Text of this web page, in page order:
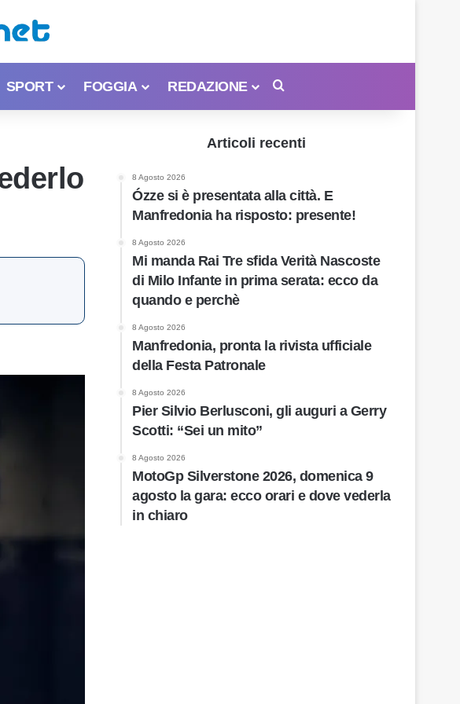
SPORT FOGGIA REDAZIONE
Articoli recenti
8 Agosto 2026
Ózze si è presentata alla città. E
Manfredonia ha risposto: presente!
8 Agosto 2026
Mi manda Rai Tre sfida Verità Nascoste
di Milo Infante in prima serata: ecco da
quando e perchè
8 Agosto 2026
Manfredonia, pronta la rivista ufficiale
della Festa Patronale
8 Agosto 2026
Pier Silvio Berlusconi, gli auguri a Gerry
Scotti: “Sei un mito”
8 Agosto 2026
MotoGp Silverstone 2026, domenica 9
agosto la gara: ecco orari e dove vederla
in chiaro